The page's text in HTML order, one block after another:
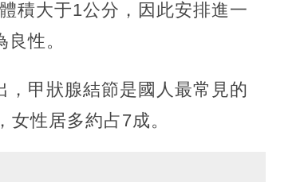
積大于1公分，因此安排進一
性。
，甲狀腺結節是國人最常見的
性居多約占7成。